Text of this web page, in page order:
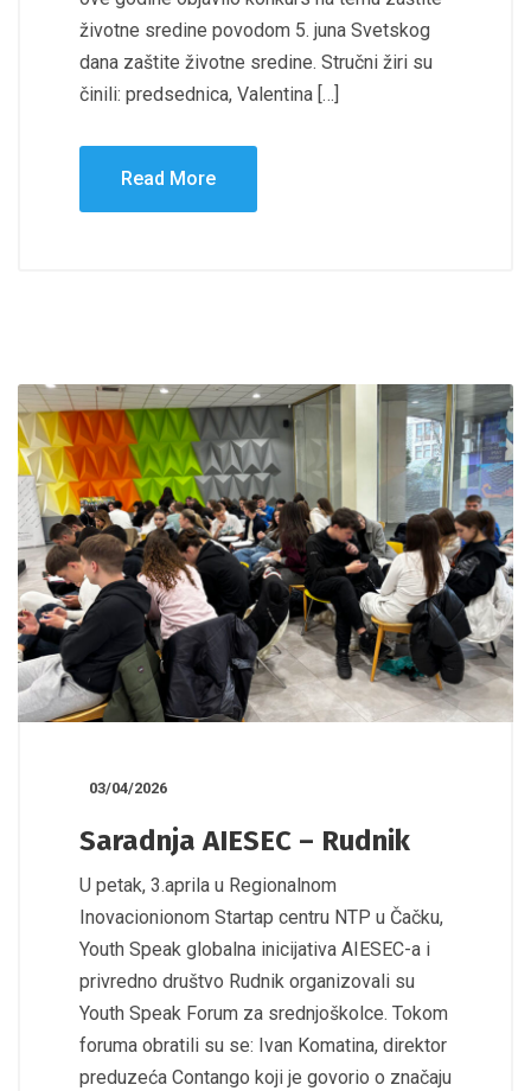
životne sredine povodom 5. juna Svetskog
dana zaštite životne sredine. Stručni žiri su
činili: predsednica, Valentina […]
Read More
03/04/2026
Saradnja AIESEC – Rudnik
U petak, 3.aprila u Regionalnom
Inovacionionom Startap centru NTP u Čačku,
Youth Speak globalna inicijativa AIESEC-a i
privredno društvo Rudnik organizovali su
Youth Speak Forum za srednjoškolce. Tokom
foruma obratili su se: Ivan Komatina, direktor
preduzeća Contango koji je govorio o značaju